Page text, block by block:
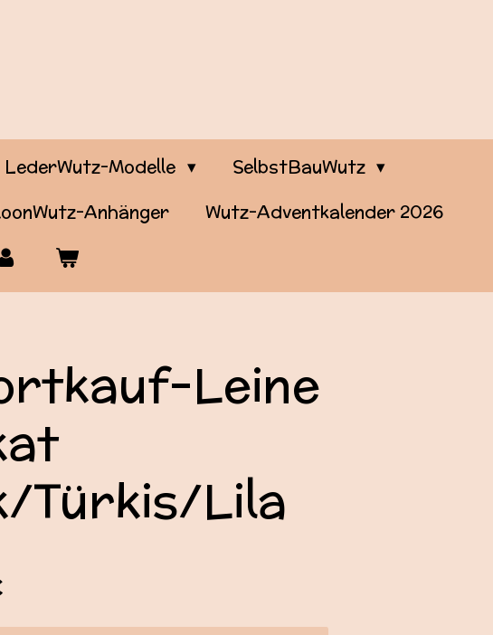
LederWutz-Modelle
SelbstBauWutz
Anhänger
Wutz-Adventkalender 2026
Leine
Türkis/Lila